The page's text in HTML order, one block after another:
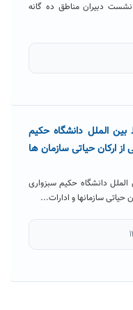
دبیران مناطق ده گانه
بین الملل دانشگاه حکیم
ارکان حیاتی سازمان ها
دانشگاه حکیم سبزواری
سازمانها و ادارات...